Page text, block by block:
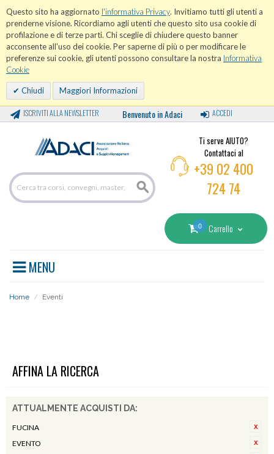
Questo sito ha aggiornato l'informativa Privacy. Invitiamo tutti gli utenti a
prenderne visione. Ricordiamo agli utenti che questo sito usa cookie di
profilazione e di terze parti. Chi sceglie di chiudere questo banner
acconsente all'uso dei cookie. Per saperne di più o per modificare le
preferenze sui cookie, gli utenti possono consultare la nostra Informativa
Cookie
Chiudi Maggiori Informazioni
ISCRIVITI ALLA NEWSLETTER Benvenuto in Adaci ACCEDI
Ti serve AIUTO?
Contattaci al
+39 02 400
724 74
0 Carrello
MENU
Home / Eventi
AFFINA LA RICERCA
ATTUALMENTE ACQUISTI DA:
FUCINA
EVENTO